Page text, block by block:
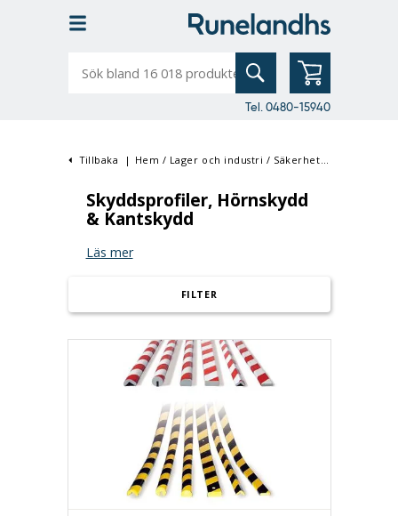
bland
Tel. 0480-15940
Tillbaka | Hem / Lager och industri / Säkerhet & Skydd
Skyddsprofiler, Hörnskydd
& Kantskydd
Läs mer
FILTER